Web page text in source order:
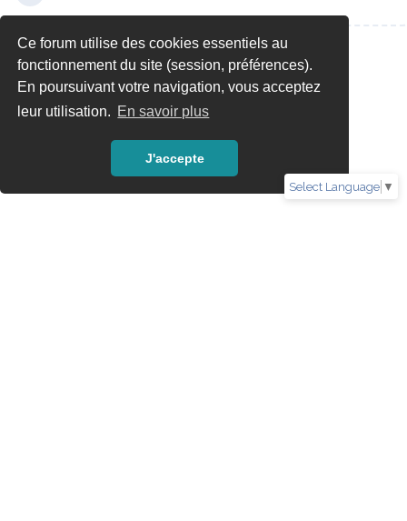
Ce forum utilise des cookies essentiels au
fonctionnement du site (session, préférences).
En poursuivant votre navigation, vous acceptez
leur utilisation. En savoir plus
J'accepte
Select Language ▼